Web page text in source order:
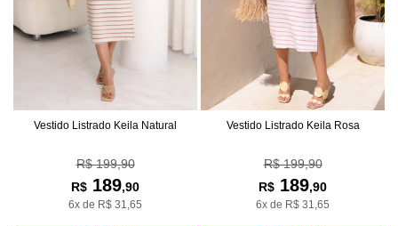
Vestido Listrado Keila Natural
R$ 199,90
R$ 189,90
6x de R$ 31,65
Vestido Listrado Keila Rosa
R$ 199,90
R$ 189,90
6x de R$ 31,65